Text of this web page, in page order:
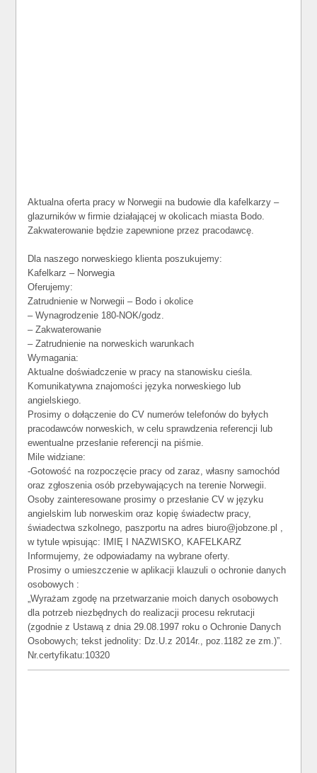
Aktualna oferta pracy w Norwegii na budowie dla kafelkarzy –
glazurników w firmie działającej w okolicach miasta Bodo.
Zakwaterowanie będzie zapewnione przez pracodawcę.
Dla naszego norweskiego klienta poszukujemy:
Kafelkarz – Norwegia
Oferujemy:
Zatrudnienie w Norwegii – Bodo i okolice
– Wynagrodzenie 180-NOK/godz.
– Zakwaterowanie
– Zatrudnienie na norweskich warunkach
Wymagania:
Aktualne doświadczenie w pracy na stanowisku cieśla.
Komunikatywna znajomości języka norweskiego lub
angielskiego.
Prosimy o dołączenie do CV numerów telefonów do byłych
pracodawców norweskich, w celu sprawdzenia referencji lub
ewentualne przesłanie referencji na piśmie.
Mile widziane:
-Gotowość na rozpoczęcie pracy od zaraz, własny samochód
oraz zgłoszenia osób przebywających na terenie Norwegii.
Osoby zainteresowane prosimy o przesłanie CV w języku
angielskim lub norweskim oraz kopię świadectw pracy,
świadectwa szkolnego, paszportu na adres biuro@jobzone.pl ,
w tytule wpisując: IMIĘ I NAZWISKO, KAFELKARZ
Informujemy, że odpowiadamy na wybrane oferty.
Prosimy o umieszczenie w aplikacji klauzuli o ochronie danych
osobowych :
„Wyrażam zgodę na przetwarzanie moich danych osobowych
dla potrzeb niezbędnych do realizacji procesu rekrutacji
(zgodnie z Ustawą z dnia 29.08.1997 roku o Ochronie Danych
Osobowych; tekst jednolity: Dz.U.z 2014r., poz.1182 ze zm.)”.
Nr.certyfikatu:10320